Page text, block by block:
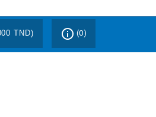
TND) info_outline (0)